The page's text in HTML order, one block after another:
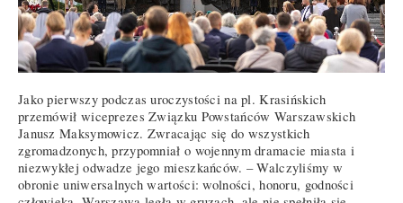
Jako pierwszy podczas uroczystości na pl. Krasińskich
przemówił wiceprezes Związku Powstańców Warszawskich
Janusz Maksymowicz. Zwracając się do wszystkich
zgromadzonych, przypomniał o wojennym dramacie miasta i
niezwykłej odwadze jego mieszkańców. – Walczyliśmy w
obronie uniwersalnych wartości: wolności, honoru, godności